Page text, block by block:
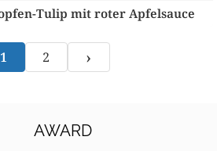
Tulip mit roter Apfelsauce
1 2 ›
AWARD